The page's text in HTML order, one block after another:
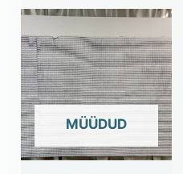
OUT OF STOCK